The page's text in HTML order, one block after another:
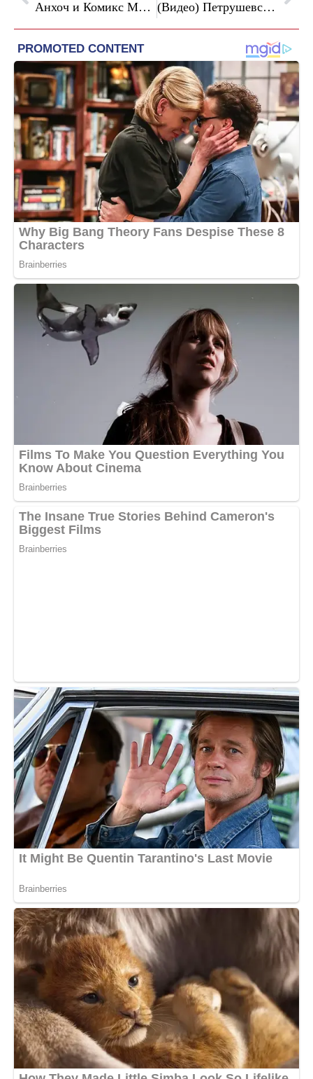
Анхоч и Комикс МК викендов го организираа најголемото гејмерско доживување во Македонија “LEVEL UP EXPERIENCE” (Видео) Петрушевски: Обвинителството да не молчи и да постапи во случајот со Онкологија